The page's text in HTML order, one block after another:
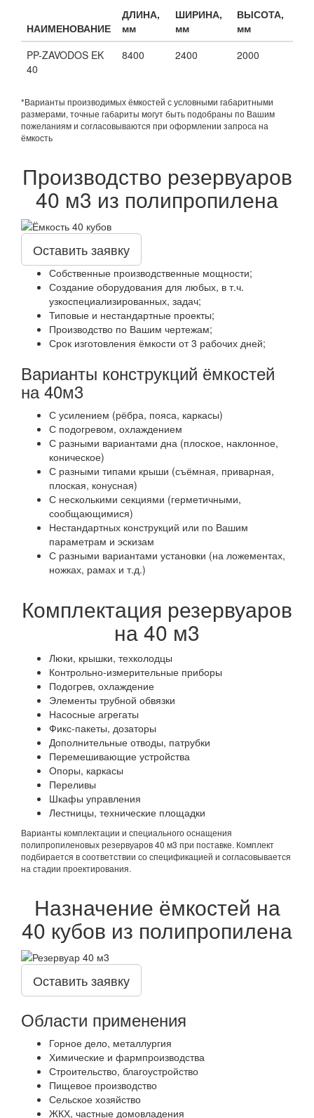
НАИМЕНОВАНИЕ
ДЛИНА,
мм
ШИРИНА,
мм
ВЫСОТА,
мм
PP-ZAVODOS EK
40
8400 2400 2000
*Варианты производимых ёмкостей с условными габаритными
размерами, точные габариты могут быть подобраны по Вашим
пожеланиям и согласовываются при оформлении запроса на
ёмкость
Производство резервуаров
40 м3 из полипропилена
Оставить заявку
Собственные производственные мощности;
Создание оборудования для любых, в т.ч.
узкоспециализированных, задач;
Типовые и нестандартные проекты;
Производство по Вашим чертежам;
Срок изготовления ёмкости от 3 рабочих дней;
Варианты конструкций ёмкостей
на 40м3
С усилением (рёбра, пояса, каркасы)
С подогревом, охлаждением
С разными вариантами дна (плоское, наклонное,
коническое)
С разными типами крыши (съёмная, приварная,
плоская, конусная)
С несколькими секциями (герметичными,
сообщающимися)
Нестандартных конструкций или по Вашим
параметрам и эскизам
С разными вариантами установки (на ложементах,
ножках, рамах и т.д.)
Комплектация резервуаров
на 40 м3
Люки, крышки, техколодцы
Контрольно-измерительные приборы
Подогрев, охлаждение
Элементы трубной обвязки
Насосные агрегаты
Фикс-пакеты, дозаторы
Дополнительные отводы, патрубки
Перемешивающие устройства
Опоры, каркасы
Переливы
Шкафы управления
Лестницы, технические площадки
Варианты комплектации и специального оснащения
полипропиленовых резервуаров 40 м3 при поставке. Комплект
подбирается в соответствии со спецификацией и согласовывается
на стадии проектирования.
Назначение ёмкостей на
40 кубов из полипропилена
Оставить заявку
Области применения
Горное дело, металлургия
Химические и фармпроизводства
Строительство, благоустройство
Пищевое производство
Сельское хозяйство
ЖКХ, частные домовладения